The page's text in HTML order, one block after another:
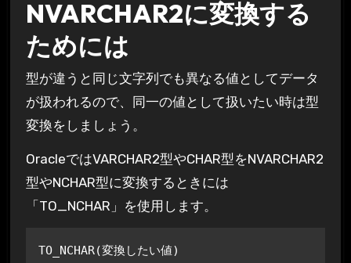
NVARCHAR2に変換する
ためには
型が違うと同じ文字列でも異なる値としてデータ
が扱われるので、同一の値として扱いたい時は型
変換をしましょう。
OracleではVARCHAR2型やCHAR型をNVARCHAR2
型やNCHAR型に変換するときには
「TO_NCHAR」を使用します。
TO_NCHAR(変換したい値)